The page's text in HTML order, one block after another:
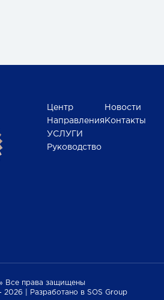
Центр
Направления
УСЛУГИ
Руководство
Новости
Контакты
Все права защищены
| Разработано в SOS Group